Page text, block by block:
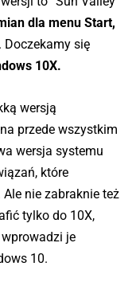
dla menu Start,
. Doczekamy się
10X.
wersją
przede wszystkim
wersja systemu
które
nie zabraknie też
tylko do 10X,
je
10.